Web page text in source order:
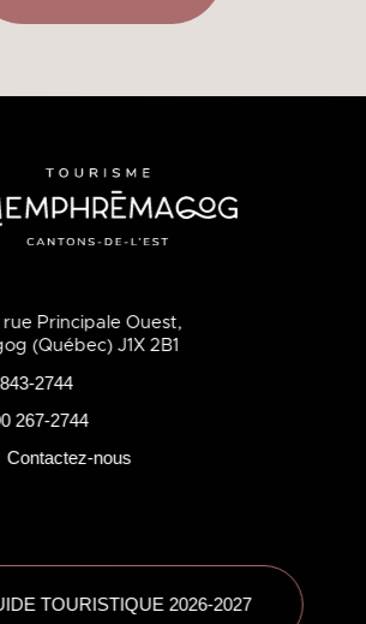
rue Principale Ouest,
(Québec) J1X 2B1
2744
267-2744
Contactez-nous
TOURISTIQUE 2026-2027